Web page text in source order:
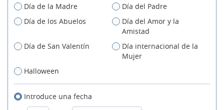
Día de la Madre
Día del Padre
Día de los Abuelos
Día del Amor y la
Amistad
Día de San Valentín
Día internacional de la
Mujer
Halloween
Introduce una fecha